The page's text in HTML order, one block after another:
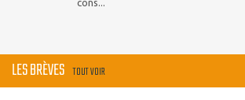
cons...
LES BRÈVES TOUT VOIR